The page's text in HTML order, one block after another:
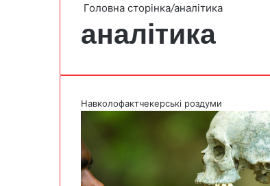
Головна сторінка/аналітика
аналітика
Навколофактчекерські роздуми